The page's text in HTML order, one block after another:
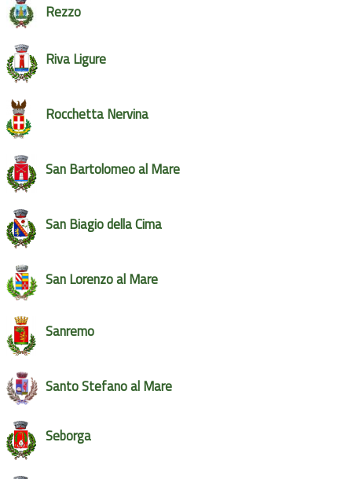
Rezzo
Riva Ligure
Rocchetta Nervina
San Bartolomeo al Mare
San Biagio della Cima
San Lorenzo al Mare
Sanremo
Santo Stefano al Mare
Seborga